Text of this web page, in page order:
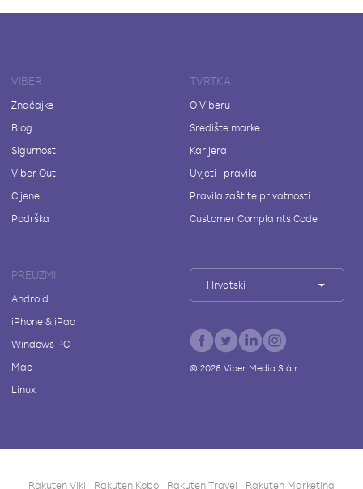
VIBER
Značajke
Blog
Sigurnost
Viber Out
Cijene
Podrška
TVRTKA
O Viberu
Središte marke
Karijera
Uvjeti i pravila
Pravila zaštite privatnosti
Customer Complaints Code
PREUZMI
Android
iPhone & iPad
Windows PC
Mac
Linux
Hrvatski
© 2026Viber Media S.à r.l.
Rakuten Viki Rakuten Kobo Rakuten Travel Rakuten Marketing